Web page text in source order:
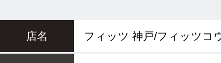
店名 フィッツ 神戸/フィッツコ